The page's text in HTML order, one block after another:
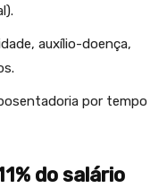
auxílio-doença,
por tempo
do salário